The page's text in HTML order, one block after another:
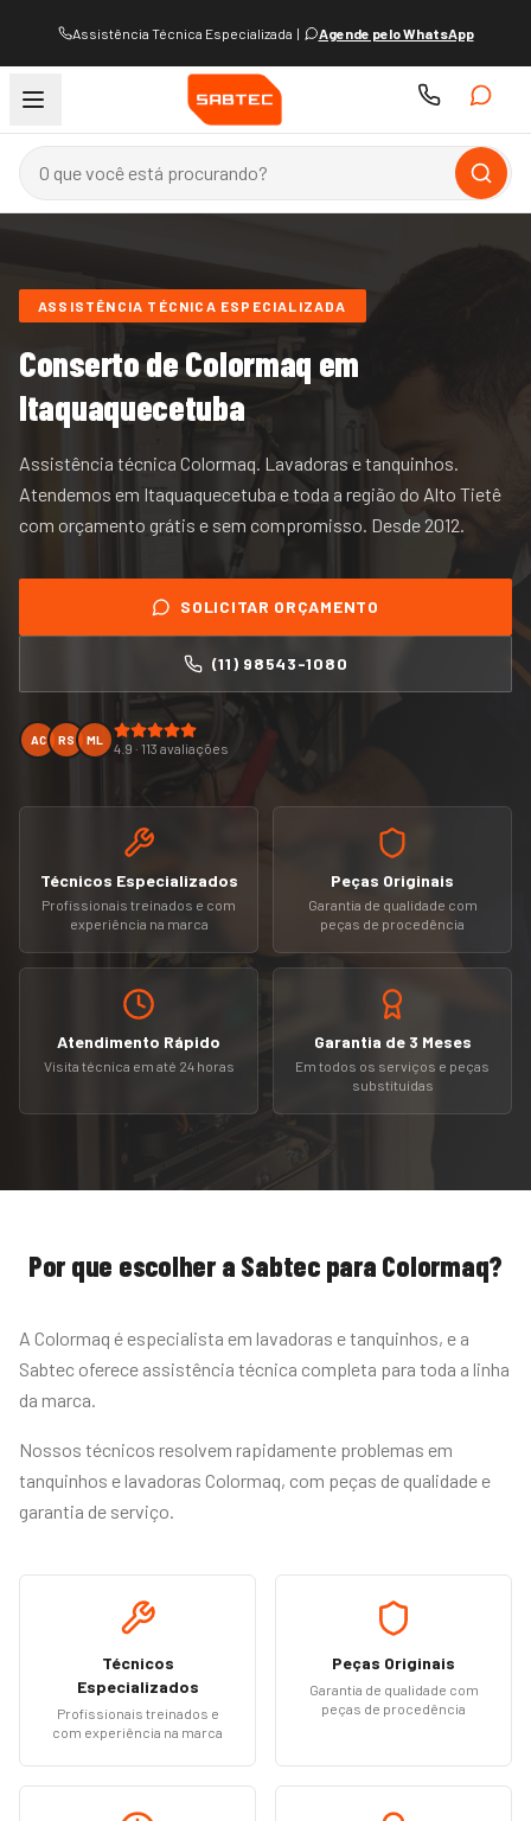
Assistência Técnica Especializada | Agende pelo WhatsApp
ASSISTÊNCIA TÉCNICA ESPECIALIZADA
Conserto deColormaq em
Itaquaquecetuba
Assistência técnica Colormaq. Lavadoras e tanquinhos.
Atendemos em Itaquaquecetuba etoda a região do Alto Tietê
com orçamento grátis e sem compromisso. Desde 2012.
SOLICITAR ORÇAMENTO
(11) 98543-1080
AC RS ML
4.9 · 113 avaliações
Técnicos Especializados
Profissionais treinados e com
experiência na marca
Peças Originais
Garantia de qualidade com
peças de procedência
Atendimento Rápido
Visita técnica em até 24 horas
Garantia de 3 Meses
Em todos os serviços e peças
substituídas
Por que escolher a Sabtec para Colormaq?
A Colormaq é especialista em lavadoras e tanquinhos, e a
Sabtec oferece assistência técnica completa para toda a linha
da marca.
Nossos técnicos resolvem rapidamente problemas em
tanquinhos e lavadoras Colormaq, com peças de qualidade e
garantia de serviço.
Técnicos
Especializados
Profissionais treinados e
com experiência na marca
Peças Originais
Garantia de qualidade com
peças de procedência